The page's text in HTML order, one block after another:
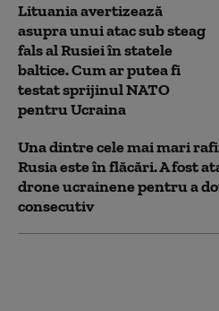
Lituania avertizează
asupra unui atac sub steag
fals al Rusiei în statele
baltice. Cum ar putea fi
testat sprijinul NATO
pentru Ucraina
Una dintre cele mai mari
Rusia este în flăcări. A fost
drone ucrainene pentru a
consecutiv